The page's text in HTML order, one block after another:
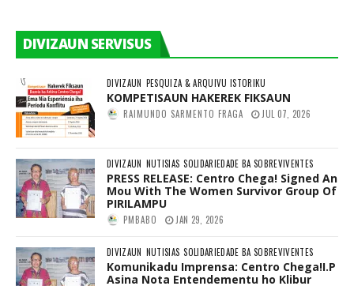
DIVIZAUN SERVISUS
DIVIZAUN PESQUIZA & ARQUIVU ISTORIKU
KOMPETISAUN HAKEREK FIKSAUN
RAIMUNDO SARMENTO FRAGA JUL 07, 2026
DIVIZAUN NUTISIAS SOLIDARIEDADE BA SOBREVIVENTES
PRESS RELEASE: Centro Chega! Signed An
Mou With The Women Survivor Group Of
PIRILAMPU
PMBABO JAN 29, 2026
DIVIZAUN NUTISIAS SOLIDARIEDADE BA SOBREVIVENTES
Komunikadu Imprensa: Centro Chega!I.P
Asina Nota Entendementu ho Klibur